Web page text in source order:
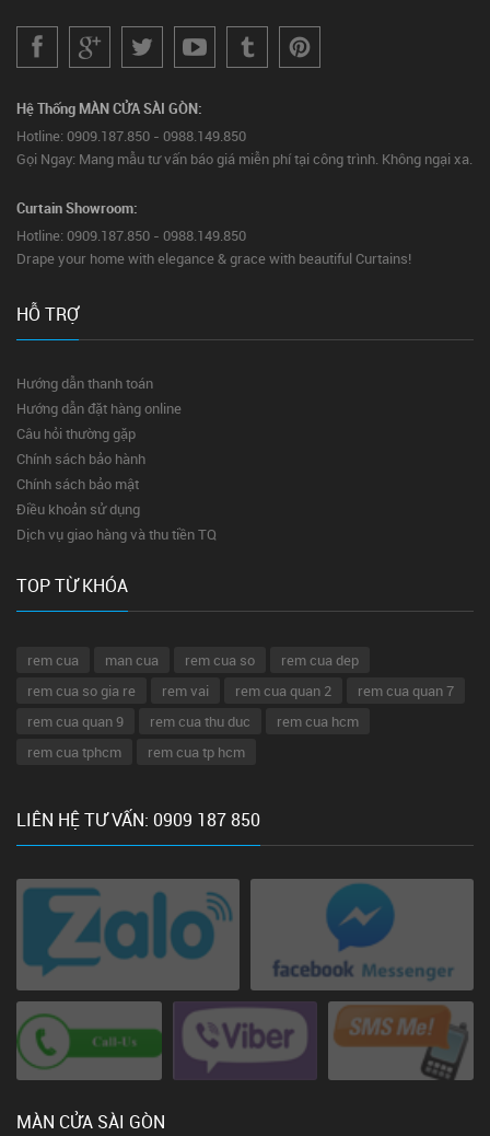
Hệ Thống MÀN CỬA SÀI GÒN:
Hotline: 0909.187.850 - 0988.149.850
Gọi Ngay: Mang mẫu tư vấn báo giá miễn phí tại công trình. Không ngại xa.
Curtain Showroom:
Hotline: 0909.187.850 - 0988.149.850
Drape your home with elegance & grace with beautiful Curtains!
HỖ TRỢ
Hướng dẫn thanh toán
Hướng dẫn đặt hàng online
Câu hỏi thường gặp
Chính sách bảo hành
Chính sách bảo mật
Điều khoản sử dụng
Dịch vụ giao hàng và thu tiền TQ
TOP TỪ KHÓA
rem cua man cua rem cua so
rem cua dep
rem cua so gia re
rem vai rem cua quan 2
rem cua quan 7
rem cua quan 9
rem cua thu duc
rem cua hcm
rem cua tphcm
rem cua tp hcm
LIÊN HỆ TƯ VẤN: 0909 187 850
MÀN CỬA SÀI GÒN